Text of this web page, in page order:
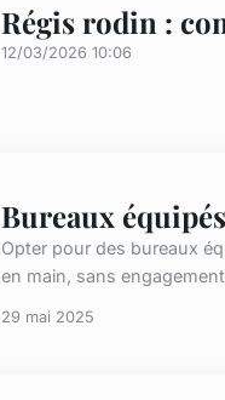
Régis rodin :
12/03/2026 10:06
Bureaux
Opter pour des bureaux
en main, sans
29 mai 2025